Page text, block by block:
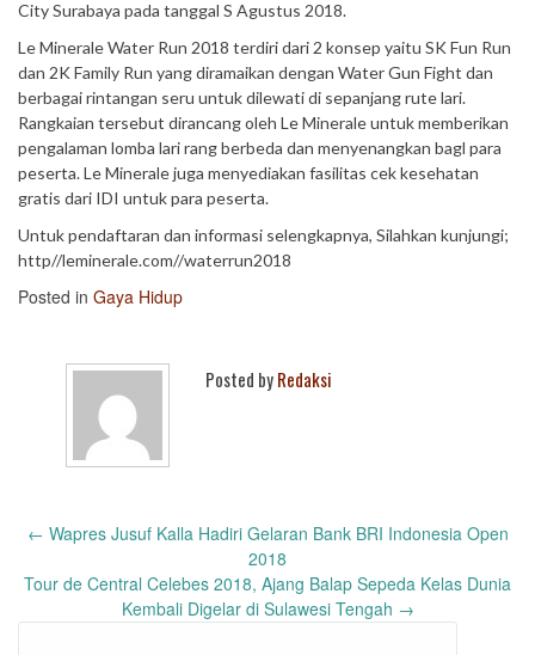
City Surabaya pada tanggal S Agustus 2018.
Le Minerale Water Run 2018 terdiri dari 2 konsep yaitu SK Fun Run
dan 2K Family Run yang diramaikan dengan Water Gun Fight dan
berbagai rintangan seru untuk dilewati di sepanjang rute lari.
Rangkaian tersebut dirancang oleh Le Minerale untuk memberikan
pengalaman lomba lari rang berbeda dan menyenangkan bagl para
peserta. Le Minerale juga menyediakan fasilitas cek kesehatan
gratis dari IDI untuk para peserta.
Untuk pendaftaran dan informasi selengkapnya, Silahkan kunjungi;
http//leminerale.com//waterrun2018
Posted in Gaya Hidup
Posted byRedaksi
Post
← Wapres Jusuf Kalla Hadiri Gelaran Bank BRI Indonesia Open
2018
Tour de Central Celebes 2018, Ajang Balap Sepeda Kelas Dunia
Kembali Digelar di Sulawesi Tengah →